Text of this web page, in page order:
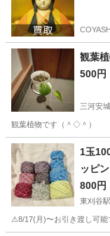
COYASH
観葉
500円
三河安
観葉植物です（＾◇＾）
愛知 刈谷市 三河
1玉
ッピ
800円
東刈谷駅
⚠︎8/17(月)〜お引き渡し可能